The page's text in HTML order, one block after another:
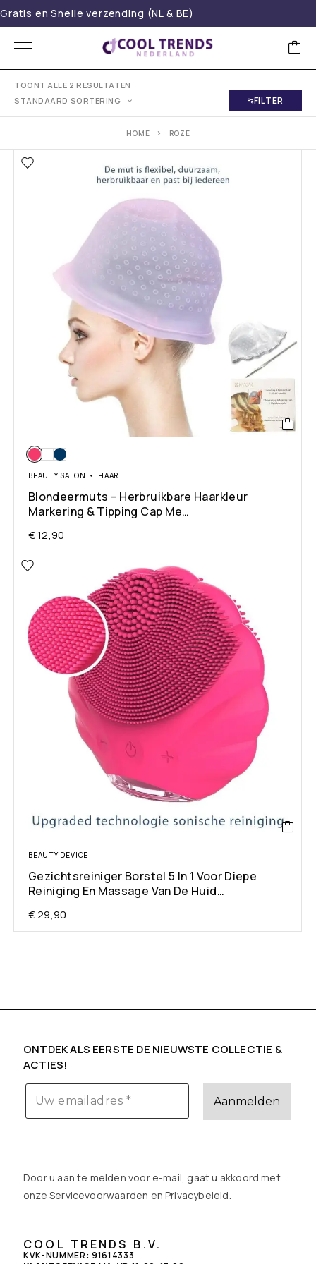
Gratis en Snelle verzending (NL & BE)
TOONT ALLE 2 RESULTATEN
STANDAARD SORTERING
FILTER
HOME ROZE
BEAUTY SALON HAAR
Blondeermuts – Herbruikbare Haarkleur
Markering & Tipping Cap Me…
€12,90
BEAUTY DEVICE
Gezichtsreiniger Borstel 5 In 1 Voor Diepe
Reiniging En Massage Van De Huid…
€29,90
ONTDEK ALS EERSTE DE NIEUWSTE COLLECTIE &
ACTIES!
Door u aan te melden voor e-mail, gaat u akkoord met
onze Servicevoorwaarden enPrivacybeleid.
COOL TRENDS B.V.
KVK-NUMMER: 91614333